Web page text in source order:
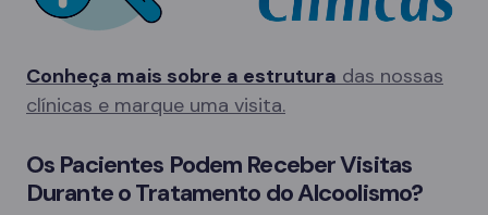
Conheça mais sobre a estrutura das nossas
clínicas e marque uma visita.
Os Pacientes Podem Receber Visitas
Durante o Tratamento do Alcoolismo?